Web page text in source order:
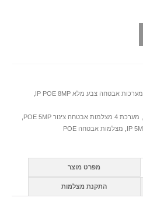
מערכות אבטחה צבע מלא IP POE 8MP
מערכת 4 מצלמות אבטחה צינור POE 5MP
מצלמות אבטחה POE
מפרט מוצר
התקנת מצלמות